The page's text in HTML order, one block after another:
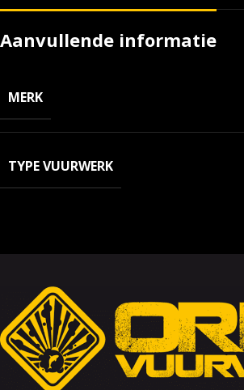
Aanvullende informatie
MERK
TYPE VUURWERK